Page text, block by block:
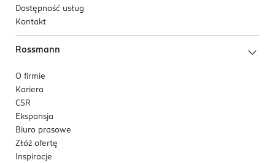
Dostępność usług
Kontakt
Rossmann
O firmie
Kariera
CSR
Ekspansja
Biuro prasowe
Złóż ofertę
Inspiracje